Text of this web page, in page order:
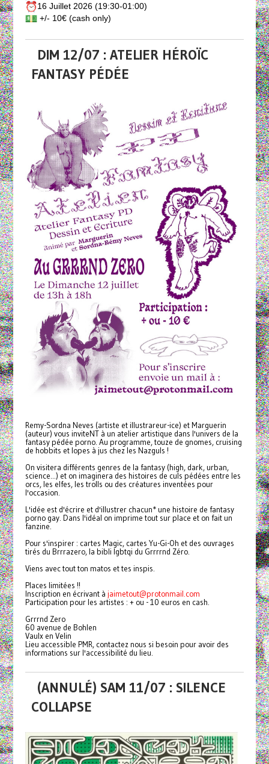
16 Juillet 2026 (19:30-01:00)
+/- 10€ (cash only)
DIM 12/07 : ATELIER HÉROÏC
FANTASY PÉDÉE
Remy-Sordna Neves (artiste et illustrareur-ice) et Marguerin
(auteur) vous inviteNT à un atelier artistique dans l'univers de la
fantasy pédée porno. Au programme, touze de gnomes, cruising
de hobbits et lopes à jus chez les Nazguls !
On visitera différents genres de la fantasy (high, dark, urban,
science...) et on imaginera des histoires de culs pédées entre les
orcs, les elfes, les trolls ou des créatures inventées pour
l'occasion.
L'idée est d'écrire et d'illustrer chacun* une histoire de fantasy
porno gay. Dans l'idéal on imprime tout sur place et on fait un
fanzine.
Pour s'inspirer : cartes Magic, cartes Yu-Gi-Oh et des ouvrages
tirés du Brrrazero, la bibli lgbtqi du Grrrrnd Zéro.
Viens avec tout ton matos et tes inspis.
Places limitées !!
Inscription en écrivant à jaimetout@protonmail.com
Participation pour les artistes : + ou - 10 euros en cash.
Grrrnd Zero
60 avenue de Bohlen
Vaulx en Velin
Lieu accessible PMR, contactez nous si besoin pour avoir des
informations sur l'accessibilité du lieu.
(ANNULÉ) SAM 11/07 : SILENCE
COLLAPSE